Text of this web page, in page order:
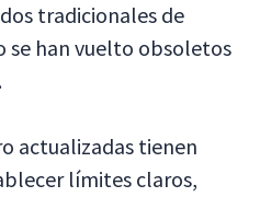
tradicionales de
se han vuelto obsoletos
actualizadas tienen
límites claros,